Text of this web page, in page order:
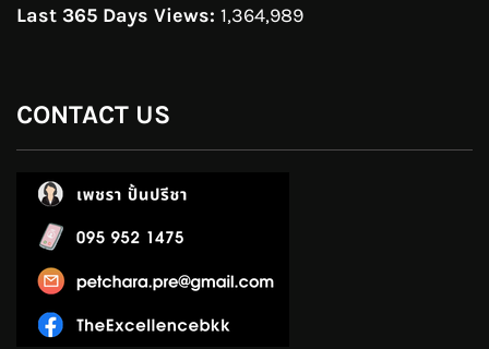
Last 365 Days Views: 1,364,989
CONTACT US